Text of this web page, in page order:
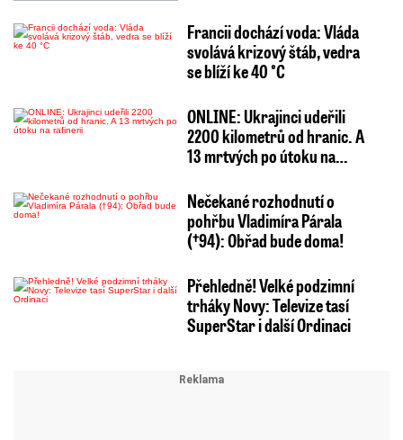
Francii dochází voda: Vláda
svolává krizový štáb, vedra
se blíží ke 40 °C
ONLINE: Ukrajinci udeřili
2200 kilometrů od hranic. A
13 mrtvých po útoku na…
Nečekané rozhodnutí o
pohřbu Vladimíra Párala
(†94): Obřad bude doma!
Přehledně! Velké podzimní
trháky Novy: Televize tasí
SuperStar i další Ordinaci